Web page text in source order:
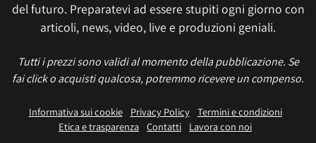
del futuro. Preparatevi ad essere stupiti ogni giorno con
articoli, news, video, live e produzioni geniali.
Tutti i prezzi sono validi al momento della pubblicazione. Se
fai click o acquisti qualcosa, potremmo ricevere un compenso.
Informativa sui cookie Privacy Policy
Termini e condizioni
Etica e trasparenza Contatti
Lavora con noi